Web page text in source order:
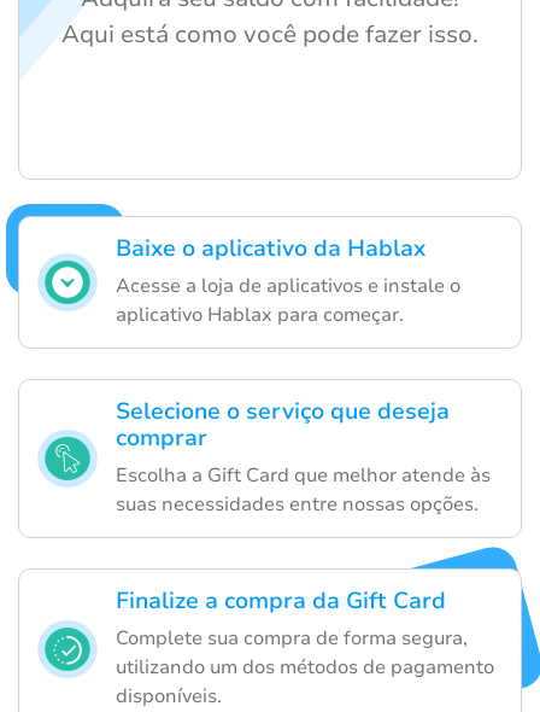
Baixe o aplicativo da Hablax
Acesse a loja de aplicativos e instale o
aplicativo Hablax para começar.
Selecione o serviço que deseja
comprar
Escolha a Gift Card que melhor atende às
suas necessidades entre nossas opções.
Finalize a compra da Gift Card
Complete sua compra de forma segura,
utilizando um dos métodos de pagamento
disponíveis.
Aqui está como você pode fazer isso.